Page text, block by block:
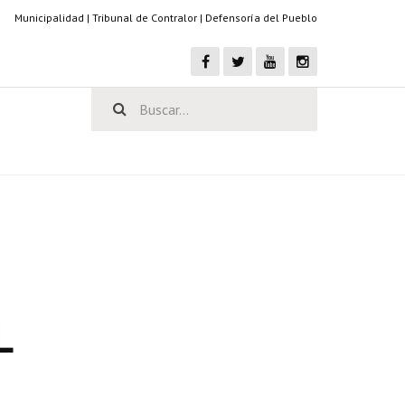
Municipalidad | Tribunal de Contralor | Defensoría del Pueblo